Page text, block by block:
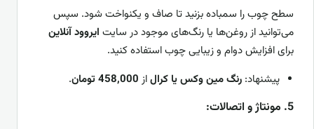
سطح چوب را سمباده بزنید تا صاف و یکنواخت شود. سپس
می‌توانید از روغن‌ها یا رنگ‌های موجود در سایت ایروود آنلاین
برای افزایش دوام و زیبایی چوب استفاده کنید.
پیشنهاد: رنگ مین وکس یا کرالاز 458,000 تومان .
5. مونتاژ و اتصالات: